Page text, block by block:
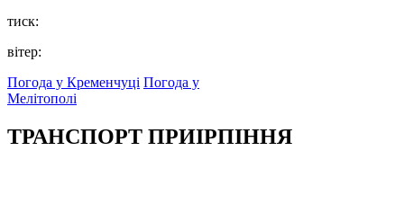
тиск:
вітер:
Погода у Кременчуці Погода у
Мелітополі
ТРАНСПОРТ ПРИІРПІННЯ